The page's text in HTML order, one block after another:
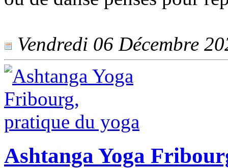
Vendredi 06 Décembre
Ashtanga Yoga